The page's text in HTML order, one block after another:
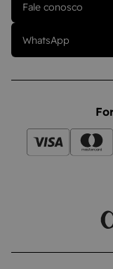
Fale conosco
WhatsApp